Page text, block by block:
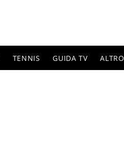
TENNIS GUIDA TV ALTRO